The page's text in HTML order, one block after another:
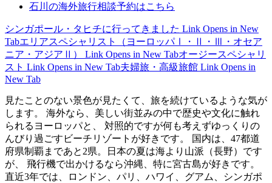
石川の海外旅行相談予約はこちら
シンガポール・タヒチに行ってきました Link Opens in New
Tabエリアスペシャリスト（ヨーロッパⅠ・Ⅱ・Ⅲ・オセア
ニア・アジアⅡ）
Link Opens in New Tabオージースペシャリ
スト Link Opens in New Tab夫婦旅・高級旅館 Link Opens in
New Tab
見たことのない景色が見たくて、旅を続けているような気が
します。 海外なら、美しい街並みの中で歴史や文化に触れ
られるヨーロッパと、 対照的ですが何も考えずゆっくりの
んびり過ごすビーチリゾートが好きです。 国内は、47都道
府県制覇まであと2県。日本の夏は海より山派（長野）です
が、 飛行機で出かけるなら沖縄、特に宮古島が好きです。
直近3年では、ロンドン、パリ、ハワイ、グアム、シンガポ